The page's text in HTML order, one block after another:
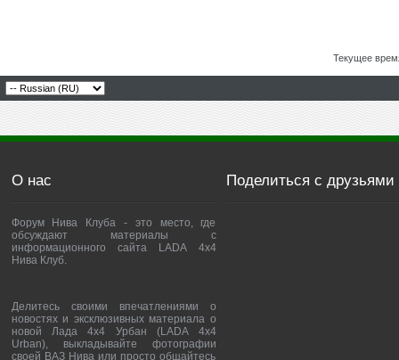
Текущее
О нас
Форум Нива Клуба - это место, где
обсуждают материалы с
информационного сайта LADA 4x4
Нива Клуб.
Делитесь своими впечатлениями о
новостях и эксклюзивных материала о
новой Лада 4х4 Урбан (LADA 4x4
Urban), выкладывайте фотографии
своей ВАЗ Нива или просто общайтесь
Поделиться с друзьями